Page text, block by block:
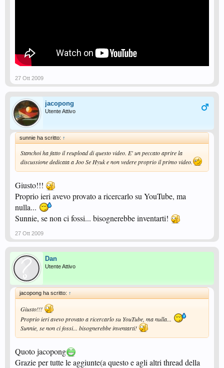
27 Ott 2009
jacopong
Utente Attivo
sunnie ha scritto: ↑
Stanchoi ha fatto il reupload di questo video. E' un peccato aprire la
discussione dedicata a Joo Se Hyuk e non vedere proprio il primo video.
Giusto!!!
Proprio ieri avevo provato a ricercarlo su YouTube, ma
nulla...
Sunnie, se non ci fossi... bisognerebbe inventarti!
27 Ott 2009
Dan
Utente Attivo
jacopong ha scritto: ↑
Giusto!!!
Proprio ieri avevo provato a ricercarlo su YouTube, ma nulla...
Sunnie, se non ci fossi... bisognerebbe inventarti!
Quoto jacopong
Grazie per tutte le aggiunte(a questo e agli altri thread della